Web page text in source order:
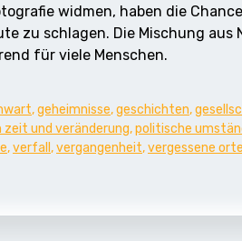
widmen, haben die
zu schlagen. Die Mischung
für viele Menschen.
,geheimnisse,geschichten,
und veränderung,politische
,verfall ,vergangenheit,vergessene orte